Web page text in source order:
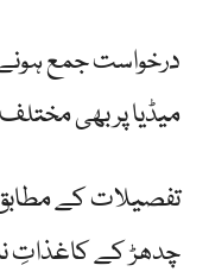
درخواست جمع
میڈیا پر بھی
تفصیلات کے
چدھڑ کے کاغذاتِ